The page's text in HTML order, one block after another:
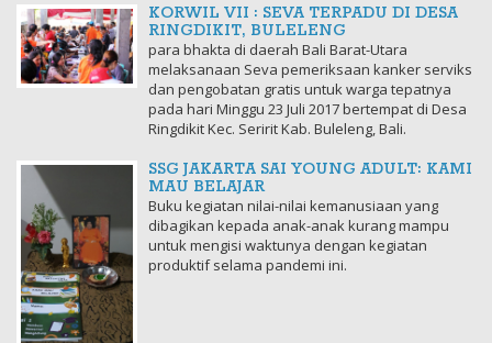
KORWIL VII : SEVA TERPADU DI DESA
RINGDIKIT, BULELENG
para bhakta di daerah Bali Barat-Utara
melaksanaan Seva pemeriksaan kanker serviks
dan pengobatan gratis untuk warga tepatnya
pada hari Minggu 23 Juli 2017 bertempat di Desa
Ringdikit Kec. Seririt Kab. Buleleng, Bali.
SSG JAKARTA SAI YOUNG ADULT: KAMI
MAU BELAJAR
Buku kegiatan nilai-nilai kemanusiaan yang
dibagikan kepada anak-anak kurang mampu
untuk mengisi waktunya dengan kegiatan
produktif selama pandemi ini.